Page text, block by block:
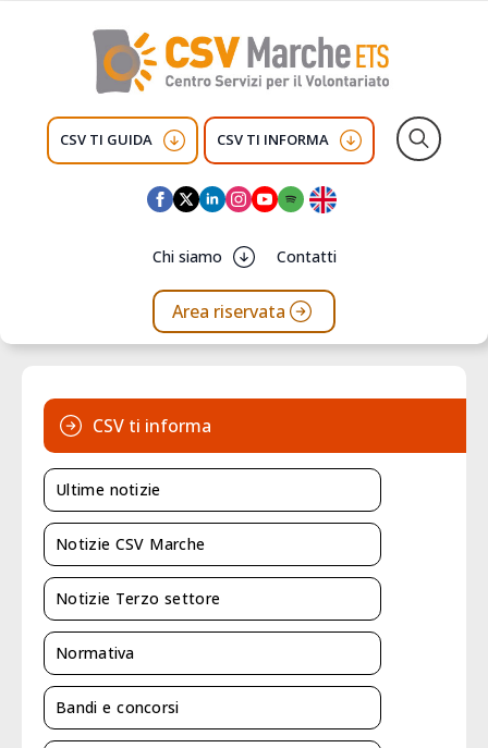
CSV TI GUIDA CSV TI INFORMA
Chi siamo Contatti
Area riservata
CSV ti informa
Ultime notizie
Notizie CSV Marche
Notizie Terzo settore
Normativa
Bandi e concorsi